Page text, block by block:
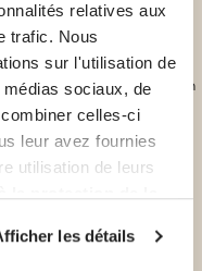
relatives aux
trafic. Nous
sur l'utilisation de
sociaux, de
celles-ci
leur avez fournies
utilisation de leurs
consentement à
les détails
à des autorités publiques,
serveurs cloud gérés par un
conformément aux
ou particulières des
dans le cadre de la
accepté les conditions